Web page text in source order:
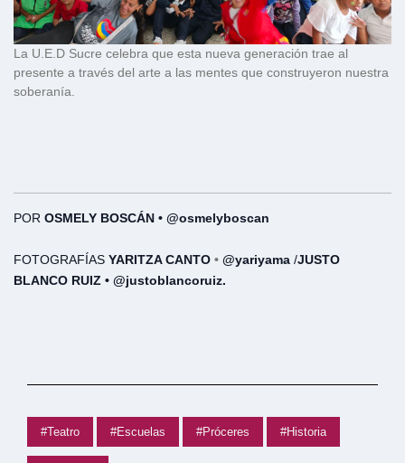
La U.E.D Sucre celebra que esta nueva generación trae al
presente a través del arte a las mentes que construyeron nuestra
soberanía.
POR OSMELY BOSCÁN • @osmelyboscan
FOTOGRAFÍAS YARITZA CANTO • @yariyama /JUSTO
BLANCO RUIZ • @justoblancoruiz.
#Teatro #Escuelas #Próceres #Historia